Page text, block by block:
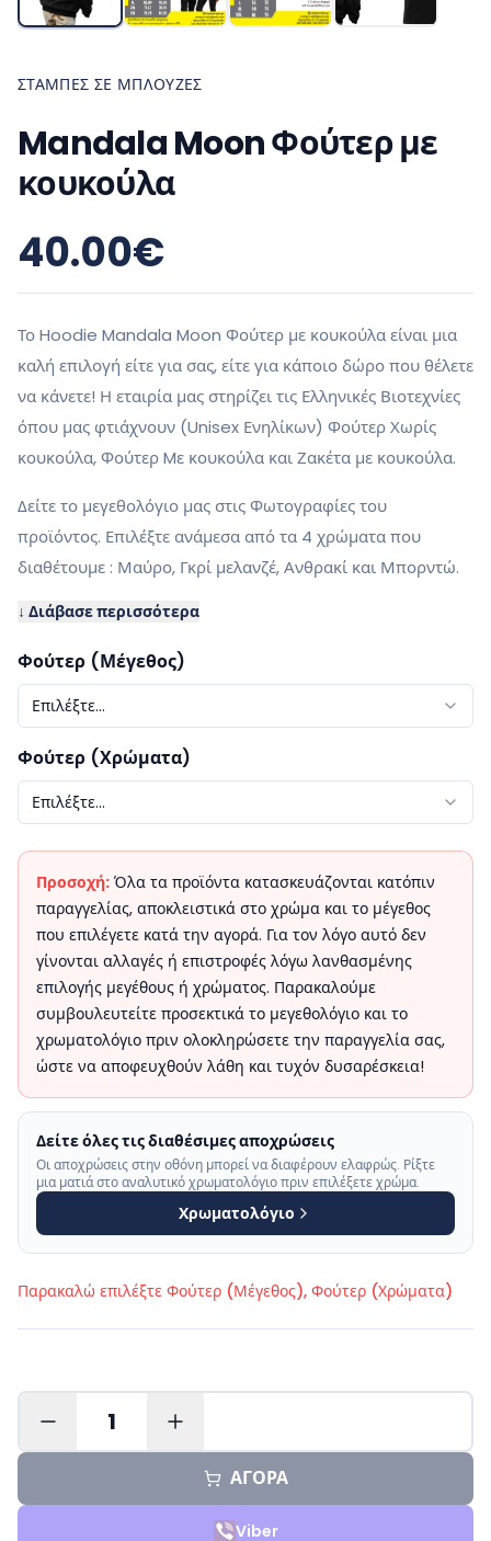
ΣΤΆΜΠΕΣ ΣΕ ΜΠΛΟΎΖΕΣ
Mandala Moon Φούτερ με
κουκούλα
40.00€
Το Hoodie Mandala Moon Φούτερ με κουκούλα είναι μια
καλή επιλογή είτε για σας, είτε για κάποιο δώρο που θέλετε
να κάνετε! Η εταιρία μας στηρίζει τις Ελληνικές Βιοτεχνίες
όπου μας φτιάχνουν (Unisex Ενηλίκων) Φούτερ Χωρίς
κουκούλα, Φούτερ Mε κουκούλα και Ζακέτα με κουκούλα.
Δείτε το μεγεθολόγιο μας στις Φωτογραφίες του
προϊόντος. Επιλέξτε ανάμεσα από τα 4 χρώματα που
διαθέτουμε : Μαύρο, Γκρί μελανζέ, Ανθρακί και Μπορντώ.
↓ Διάβασε περισσότερα
Φούτερ (Μέγεθος)
Επιλέξτε...
Φούτερ (Χρώματα)
Επιλέξτε...
Προσοχή: Όλα τα προϊόντα κατασκευάζονται κατόπιν
παραγγελίας, αποκλειστικά στο χρώμα και το μέγεθος
που επιλέγετε κατά την αγορά. Για τον λόγο αυτό δεν
γίνονται αλλαγές ή επιστροφές λόγω λανθασμένης
επιλογής μεγέθους ή χρώματος. Παρακαλούμε
συμβουλευτείτε προσεκτικά το μεγεθολόγιο και το
χρωματολόγιο πριν ολοκληρώσετε την παραγγελία σας,
ώστε να αποφευχθούν λάθη και τυχόν δυσαρέσκεια!
Δείτε όλες τις διαθέσιμες αποχρώσεις
Οι αποχρώσεις στην οθόνη μπορεί να διαφέρουν ελαφρώς. Ρίξτε
μια ματιά στο αναλυτικό χρωματολόγιο πριν επιλέξετε χρώμα.
Χρωματολόγιο
Παρακαλώ επιλέξτε Φούτερ (Μέγεθος), Φούτερ (Χρώματα)
1
ΑΓΟΡΑ
Viber